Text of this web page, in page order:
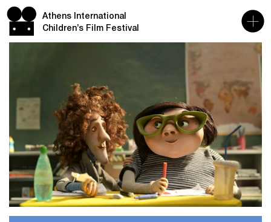
Athens International
Children’s Film Festival